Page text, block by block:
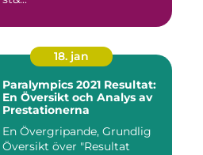
18. jan
Paralympics 2021 Resultat:
En Översikt och Analys av
Prestationerna
En Övergripande, Grundlig
Översikt över "Resultat